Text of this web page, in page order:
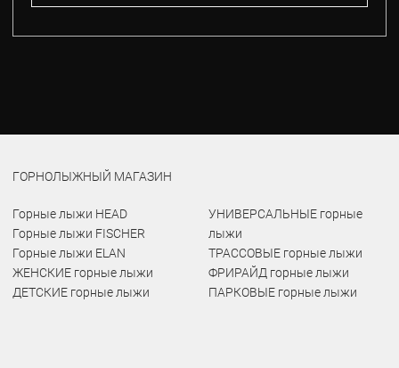
ГОРНОЛЫЖНЫЙ МАГАЗИН
Горные лыжи HEAD
Горные лыжи FISCHER
Горные лыжи ELAN
ЖЕНСКИЕ горные лыжи
ДЕТСКИЕ горные лыжи
УНИВЕРСАЛЬНЫЕ горные
лыжи
ТРАССОВЫЕ горные лыжи
ФРИРАЙД горные лыжи
ПАРКОВЫЕ горные лыжи